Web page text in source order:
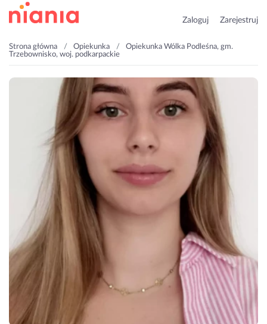
Zaloguj Zarejestruj
Strona główna Opiekunka
Opiekunka Wólka Podleśna, gm.
Trzebownisko, woj. podkarpackie